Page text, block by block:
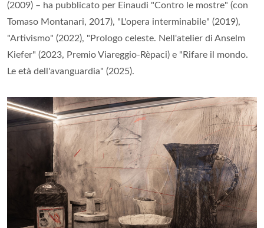
(2009) – ha pubblicato per Einaudi "Contro le mostre" (con
Tomaso Montanari, 2017), "L'opera interminabile" (2019),
"Artivismo" (2022), "Prologo celeste. Nell'atelier di Anselm
Kiefer" (2023, Premio Viareggio-Rèpaci) e "Rifare il mondo.
Le età dell'avanguardia" (2025).